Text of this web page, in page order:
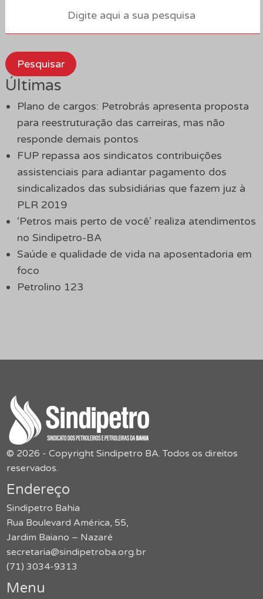
Pesquisar
Últimas
Plano de cargos: Petrobrás apresenta proposta
para reestruturação das carreiras, mas não
responde demais pontos
FUP repassa aos sindicatos contribuições
assistenciais para adiantar pagamento dos
sindicalizados das subsidiárias que fazem juz à
PLR 2019
‘Petros mais perto de você’ realiza atendimentos
no Sindipetro-BA
Saúde e qualidade de vida na aposentadoria em
foco
Petrolino 123
© 2026 - Copyright Sindipetro BA. Todos os direitos
reservados.
Endereço
Sindipetro Bahia
Rua Boulevard América, 55,
Jardim Baiano – Nazaré
secretaria@sindipetroba.org.br
(71) 3034-9313
Menu